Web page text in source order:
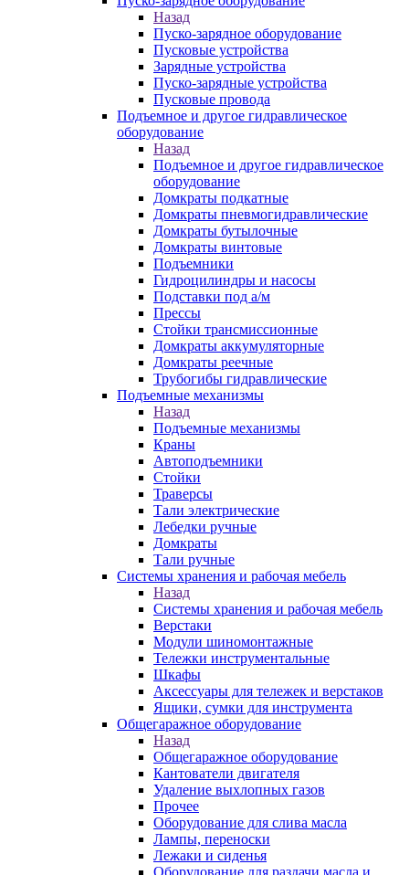
Назад
Пуско-зарядное оборудование
Пусковые устройства
Зарядные устройства
Пуско-зарядные устройства
Пусковые провода
Подъемное и другое гидравлическое
оборудование
Назад
Подъемное и другое гидравлическое
оборудование
Домкраты подкатные
Домкраты пневмогидравлические
Домкраты бутылочные
Домкраты винтовые
Подъемники
Гидроцилиндры и насосы
Подставки под а/м
Прессы
Стойки трансмиссионные
Домкраты аккумуляторные
Домкраты реечные
Трубогибы гидравлические
Подъемные механизмы
Назад
Подъемные механизмы
Краны
Автоподъемники
Стойки
Траверсы
Тали электрические
Лебедки ручные
Домкраты
Тали ручные
Системы хранения и рабочая мебель
Назад
Системы хранения и рабочая мебель
Верстаки
Модули шиномонтажные
Тележки инструментальные
Шкафы
Аксессуары для тележек и верстаков
Ящики, сумки для инструмента
Общегаражное оборудование
Назад
Общегаражное оборудование
Кантователи двигателя
Удаление выхлопных газов
Прочее
Оборудование для слива масла
Лампы, переноски
Лежаки и сиденья
Оборудование для раздачи масла и